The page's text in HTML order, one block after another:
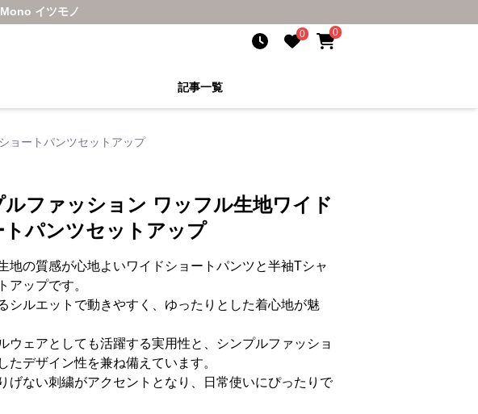
イツモノ
0 0
記事一覧
ョートパンツセットアップ
ルファッション ワッフル生地ワイド
トパンツセットアップ
地の質感が心地よいワイドショートパンツと半袖Tシャ
アップです。
シルエットで動きやすく、ゆったりとした着心地が魅
ウェアとしても活躍する実用性と、シンプルファッショ
たデザイン性を兼ね備えています。
げない刺繍がアクセントとなり、日常使いにぴったりで